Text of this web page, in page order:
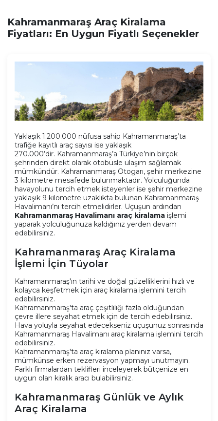
Kahramanmaraş Araç Kiralama
Fiyatları: En Uygun Fiyatlı Seçenekler
Yaklaşık 1.200.000 nüfusa sahip Kahramanmaraş’ta
trafiğe kayıtlı araç sayısı ise yaklaşık
270.000’dir. Kahramanmaraş’a Türkiye’nin birçok
şehrinden direkt olarak otobüsle ulaşım sağlamak
mümkündür. Kahramanmaraş Otogarı, şehir merkezine
3 kilometre mesafede bulunmaktadır. Yolculuğunda
havayolunu tercih etmek isteyenler ise şehir merkezine
yaklaşık 9 kilometre uzaklıkta bulunan Kahramanmaraş
Havalimanı’nı tercih etmelidirler. Uçuşun ardından
Kahramanmaraş Havalimanı araç kiralama işlemi
yaparak yolculuğunuza kaldığınız yerden devam
edebilirsiniz.
Kahramanmaraş Araç Kiralama
İşlemi İçin Tüyolar
Kahramanmaraş'ın tarihi ve doğal güzelliklerini hızlı ve
kolayca keşfetmek için araç kiralama işlemini tercih
edebilirsiniz.
Kahramanmaraş'ta araç çeşitliliği fazla olduğundan
çevre illere seyahat etmek için de tercih edebilirsiniz.
Hava yoluyla seyahat edecekseniz uçuşunuz sonrasında
Kahramanmaraş Havalimanı araç kiralama işlemini tercih
edebilirsiniz.
Kahramanmaraş'ta araç kiralama planınız varsa,
mümkünse erken rezervasyon yapmayı unutmayın.
Farklı firmalardan teklifleri inceleyerek bütçenize en
uygun olan kiralık aracı bulabilirsiniz.
Kahramanmaraş Günlük ve Aylık
Araç Kiralama